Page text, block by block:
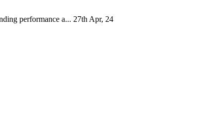
performance a... 27th Apr, 24